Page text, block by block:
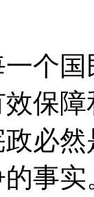
个
保
必
事实